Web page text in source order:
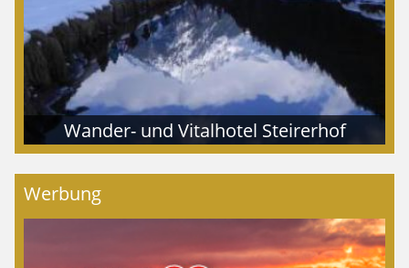
Wander- und Vitalhotel Steirerhof
Werbung